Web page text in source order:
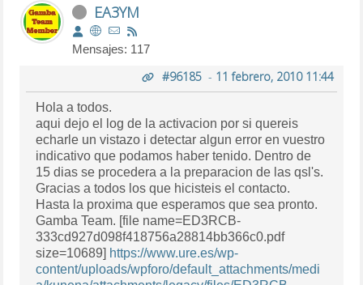
EA3YM
Mensajes: 117
#96185- 11 febrero, 2010 11:44
Hola a todos.
aqui dejo el log de la activacion por si quereis
echarle un vistazo i detectar algun error en vuestro
indicativo que podamos haber tenido. Dentro de
15 dias se procedera a la preparacion de las qsl's.
Gracias a todos los que hicisteis el contacto.
Hasta la proxima que esperamos que sea pronto.
Gamba Team. [file name=ED3RCB-
333cd927d098f418756a28814bb366c0.pdf
size=10689] https://www.ure.es/wp-
content/uploads/wpforo/default_attachments/medi